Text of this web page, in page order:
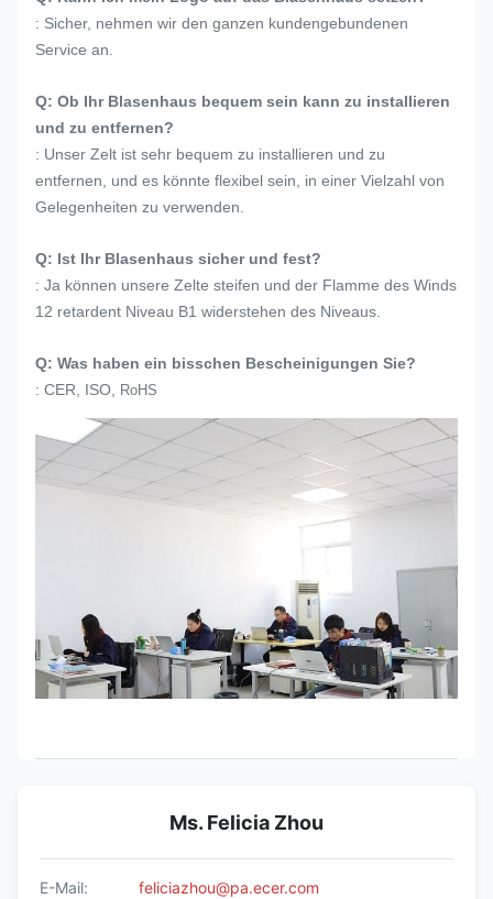
: Sicher, nehmen wir den ganzen kundengebundenen
Service an.
Q: Ob Ihr Blasenhaus bequem sein kann zu installieren
und zu entfernen?
: Unser Zelt ist sehr bequem zu installieren und zu
entfernen, und es könnte flexibel sein, in einer Vielzahl von
Gelegenheiten zu verwenden.
Q: Ist Ihr Blasenhaus sicher und fest?
: Ja können unsere Zelte steifen und der Flamme des Winds
12 retardent Niveau B1 widerstehen des Niveaus.
Q: Was haben ein bisschen Bescheinigungen Sie?
: CER, ISO, RoHS
Ms. Felicia Zhou
E-Mail:
feliciazhou@pa.ecer.com